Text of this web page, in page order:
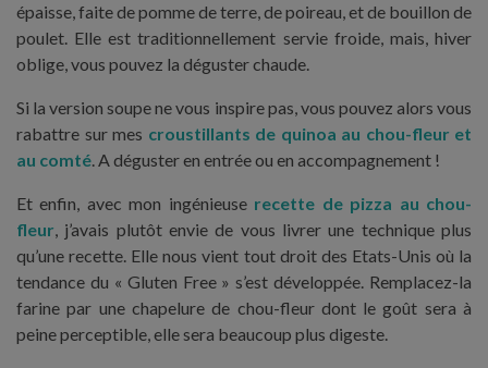
épaisse, faite de pomme de terre, de poireau, et de bouillon de
poulet. Elle est traditionnellement servie froide, mais, hiver
oblige, vous pouvez la déguster chaude.
Si la version soupe ne vous inspire pas, vous pouvez alors vous
rabattre sur mes croustillants de quinoa au chou-fleur et
au comté. A déguster en entrée ou en accompagnement !
Et enfin, avec mon ingénieuse recette de pizza au chou-
fleur, j’avais plutôt envie de vous livrer une technique plus
qu’une recette. Elle nous vient tout droit des Etats-Unis où la
tendance du « Gluten Free » s’est développée. Remplacez-la
farine par une chapelure de chou-fleur dont le goût sera à
peine perceptible, elle sera beaucoup plus digeste.